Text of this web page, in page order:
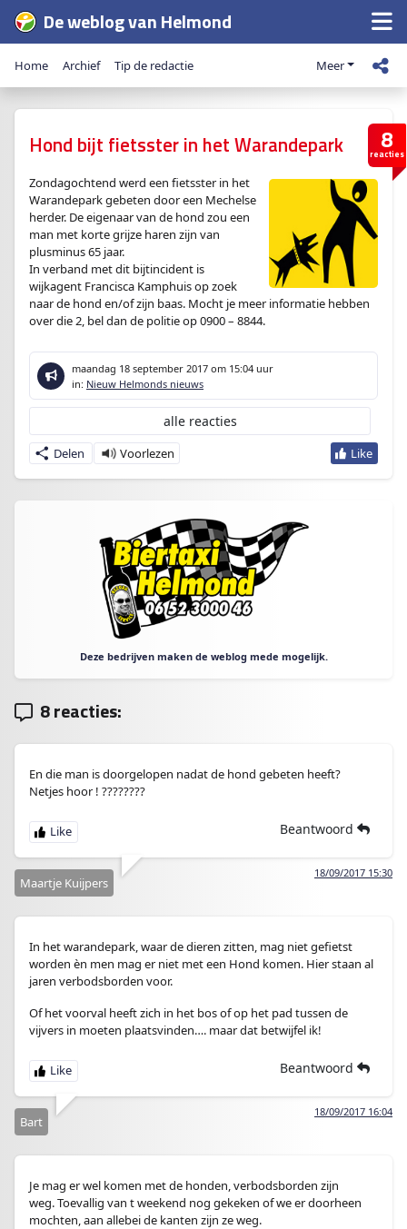
De weblog van Helmond
Home Archief Tip de redactie Meer
8
reacties
Hond bijt fietsster in het Warandepark
Zondagochtend werd een fietsster in het
Warandepark gebeten door een Mechelse
herder. De eigenaar van de hond zou een
man met korte grijze haren zijn van
plusminus 65 jaar.
In verband met dit bijtincident is
wijkagent Francisca Kamphuis op zoek
naar de hond en/of zijn baas. Mocht je meer informatie hebben
over die 2, bel dan de politie op 0900 – 8844.
maandag 18 september 2017 om 15:04 uur
in: Nieuw Helmonds nieuws
Delen
alle reacties
Deze bedrijven maken de weblog mede mogelijk.
8 reacties:
En die man is doorgelopen nadat de hond gebeten heeft?
Netjes hoor ! ????????
Beantwoord
18/09/2017 15:30
Maartje Kuijpers
In het warandepark, waar de dieren zitten, mag niet gefietst
worden èn men mag er niet met een Hond komen. Hier staan al
jaren verbodsborden voor.
Of het voorval heeft zich in het bos of op het pad tussen de
vijvers in moeten plaatsvinden…. maar dat betwijfel ik!
Beantwoord
18/09/2017 16:04
Bart
Je mag er wel komen met de honden, verbodsborden zijn
weg. Toevallig van t weekend nog gekeken of we er doorheen
mochten, aan allebei de kanten zijn ze weg.